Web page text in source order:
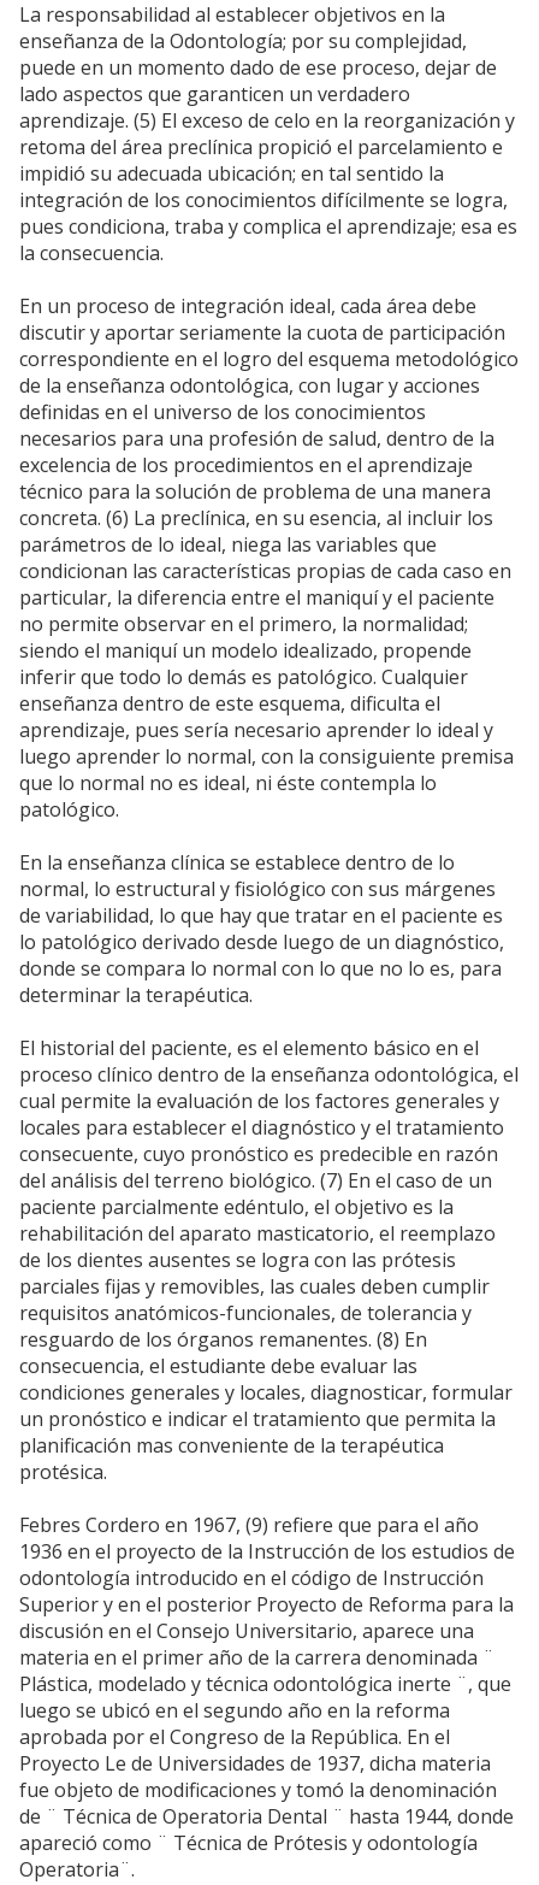
La responsabilidad al establecer objetivos en la
enseñanza de la Odontología; por su complejidad,
puede en un momento dado de ese proceso, dejar de
lado aspectos que garanticen un verdadero
aprendizaje. (5) El exceso de celo en la reorganización y
retoma del área preclínica propició el parcelamiento e
impidió su adecuada ubicación; en tal sentido la
integración de los conocimientos difícilmente se logra,
pues condiciona, traba y complica el aprendizaje; esa es
la consecuencia.
En un proceso de integración ideal, cada área debe
discutir y aportar seriamente la cuota de participación
correspondiente en el logro del esquema metodológico
de la enseñanza odontológica, con lugar y acciones
definidas en el universo de los conocimientos
necesarios para una profesión de salud, dentro de la
excelencia de los procedimientos en el aprendizaje
técnico para la solución de problema de una manera
concreta. (6) La preclínica, en su esencia, al incluir los
parámetros de lo ideal, niega las variables que
condicionan las características propias de cada caso en
particular, la diferencia entre el maniquí y el paciente
no permite observar en el primero, la normalidad;
siendo el maniquí un modelo idealizado, propende
inferir que todo lo demás es patológico. Cualquier
enseñanza dentro de este esquema, dificulta el
aprendizaje, pues sería necesario aprender lo ideal y
luego aprender lo normal, con la consiguiente premisa
que lo normal no es ideal, ni éste contempla lo
patológico.
En la enseñanza clínica se establece dentro de lo
normal, lo estructural y fisiológico con sus márgenes
de variabilidad, lo que hay que tratar en el paciente es
lo patológico derivado desde luego de un diagnóstico,
donde se compara lo normal con lo que no lo es, para
determinar la terapéutica.
El historial del paciente, es el elemento básico en el
proceso clínico dentro de la enseñanza odontológica, el
cual permite la evaluación de los factores generales y
locales para establecer el diagnóstico y el tratamiento
consecuente, cuyo pronóstico es predecible en razón
del análisis del terreno biológico. (7) En el caso de un
paciente parcialmente edéntulo, el objetivo es la
rehabilitación del aparato masticatorio, el reemplazo
de los dientes ausentes se logra con las prótesis
parciales fijas y removibles, las cuales deben cumplir
requisitos anatómicos-funcionales, de tolerancia y
resguardo de los órganos remanentes. (8) En
consecuencia, el estudiante debe evaluar las
condiciones generales y locales, diagnosticar, formular
un pronóstico e indicar el tratamiento que permita la
planificación mas conveniente de la terapéutica
protésica.
Febres Cordero en 1967, (9) refiere que para el año
1936 en el proyecto de la Instrucción de los estudios de
odontología introducido en el código de Instrucción
Superior y en el posterior Proyecto de Reforma para la
discusión en el Consejo Universitario, aparece una
materia en el primer año de la carrera denominada ¨
Plástica, modelado y técnica odontológica inerte ¨, que
luego se ubicó en el segundo año en la reforma
aprobada por el Congreso de la República. En el
Proyecto Le de Universidades de 1937, dicha materia
fue objeto de modificaciones y tomó la denominación
de ¨ Técnica de Operatoria Dental ¨ hasta 1944, donde
apareció como ¨ Técnica de Prótesis y odontología
Operatoria¨.